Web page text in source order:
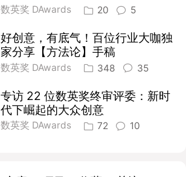
数英奖 DAwards 20 5
好创意，有底气！百位行业大咖独
家分享【方法论】手稿
数英奖 DAwards 348 35
专访 22 位数英奖终审评委：新时
代下崛起的大众创意
数英奖 DAwards 72 10